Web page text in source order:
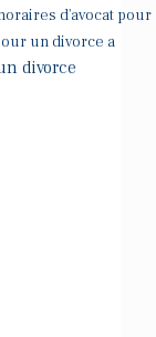
d'avocat pour
un divorce a
divorce